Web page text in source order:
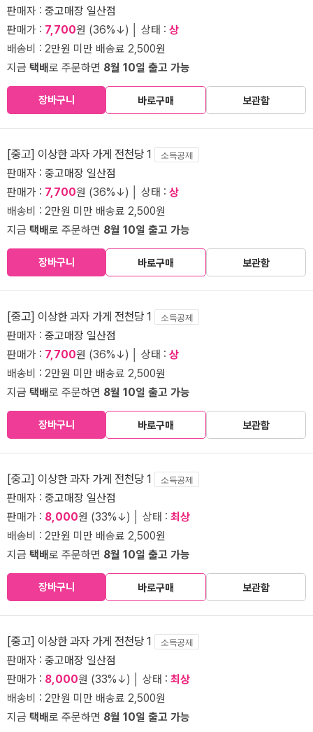
판매자 : 중고매장 일산점
판매가 : 7,700원 (36%↓) │ 상태 : 상
배송비 : 2만원 미만 배송료 2,500원
지금 택배로 주문하면 8월 10일 출고 가능
장바구니 바로구매 보관함
[중고] 이상한 과자 가게 전천당 1 소득공제
판매자 : 중고매장 일산점
판매가 : 7,700원 (36%↓) │ 상태 : 상
배송비 : 2만원 미만 배송료 2,500원
지금 택배로 주문하면 8월 10일 출고 가능
장바구니 바로구매 보관함
[중고] 이상한 과자 가게 전천당 1 소득공제
판매자 : 중고매장 일산점
판매가 : 7,700원 (36%↓) │ 상태 : 상
배송비 : 2만원 미만 배송료 2,500원
지금 택배로 주문하면 8월 10일 출고 가능
장바구니 바로구매 보관함
[중고] 이상한 과자 가게 전천당 1 소득공제
판매자 : 중고매장 일산점
판매가 : 8,000원 (33%↓) │ 상태 : 최상
배송비 : 2만원 미만 배송료 2,500원
지금 택배로 주문하면 8월 10일 출고 가능
장바구니 바로구매 보관함
[중고] 이상한 과자 가게 전천당 1 소득공제
판매자 : 중고매장 일산점
판매가 : 8,000원 (33%↓) │ 상태 : 최상
배송비 : 2만원 미만 배송료 2,500원
지금 택배로 주문하면 8월 10일 출고 가능